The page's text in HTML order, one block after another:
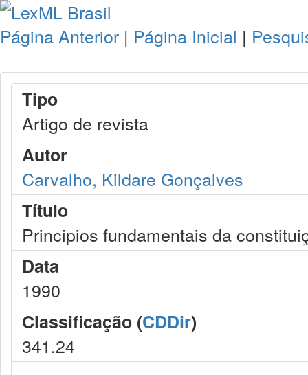
Página Anterior | Página Inicial |
Tipo
Artigo de revista
Autor
Carvalho, Kildare Gonçalves
Título
Principios fundamentais da
Data
1990
Classificação (CDDir)
341.24